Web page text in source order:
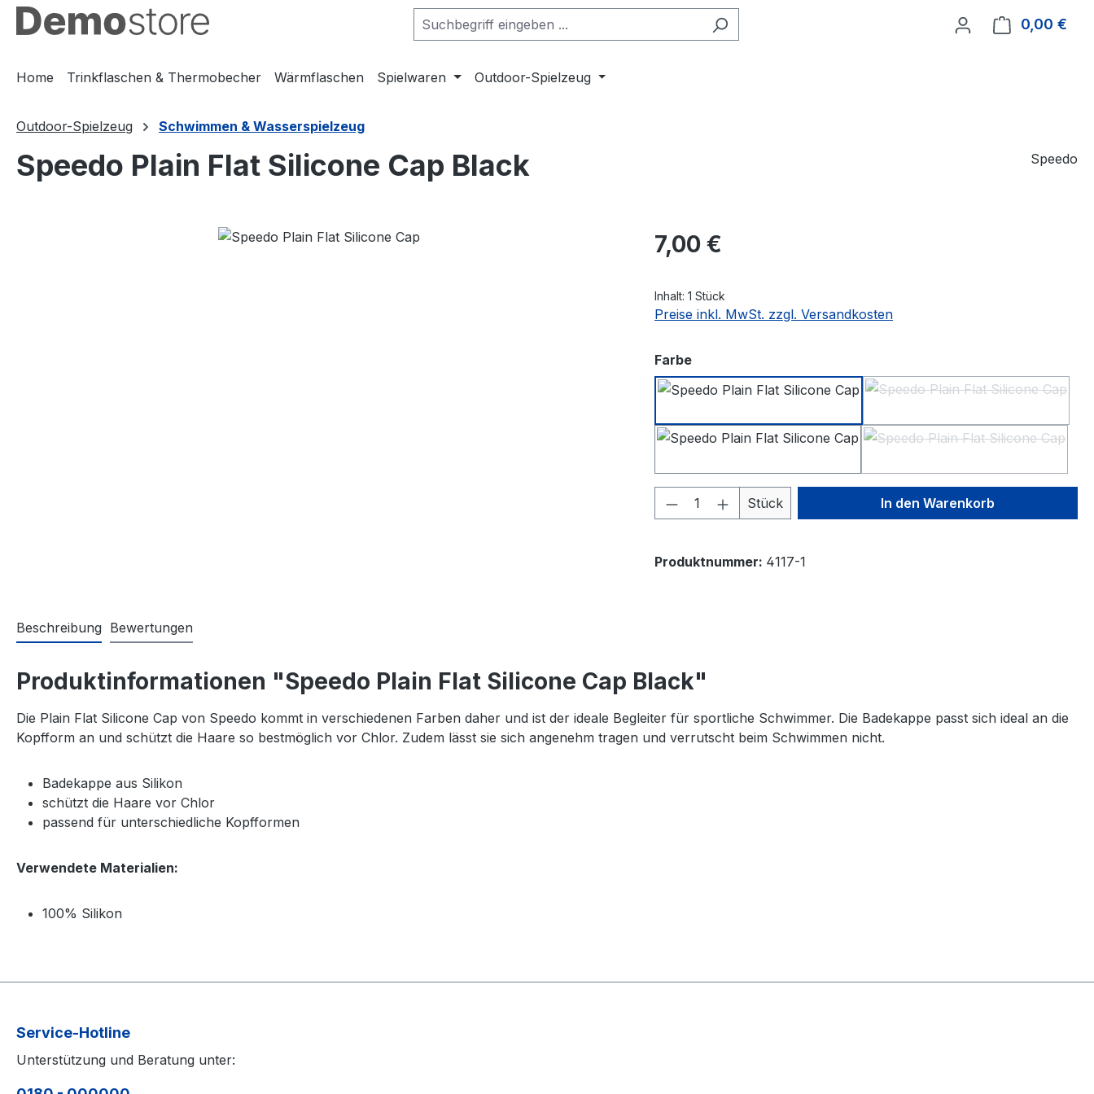
Hauptinhalt springen
Zur Suche springen
Zur Hauptnavigation springen 0,00 €
Home Trinkflaschen & Thermobecher Wärmflaschen Spielwaren Outdoor-Spielzeug
Outdoor-Spielzeug Schwimmen & Wasserspielzeug
Speedo Plain Flat Silicone Cap Black Speedo
Regulärer Preis:
7,00 €
Inhalt: 1 Stück
Preise inkl. MwSt. zzgl. Versandkosten
Farbeauswählen
Produkt Anzahl: Gib den gewünschten Wert
Stück In den Warenkorb
Produktnummer: 4117-1
Beschreibung Bewertungen
Produktinformationen "Speedo Plain Flat Silicone Cap Black"
Die Plain Flat Silicone Cap von Speedo kommt in verschiedenen Farben daher und ist der ideale Begleiter für sportliche Schwimmer. Die Badekappe passt sich ideal an die
Kopfform an und schützt die Haare so bestmöglich vor Chlor. Zudem lässt sie sich angenehm tragen und verrutscht beim Schwimmen nicht.
Badekappe aus Silikon
schützt die Haare vor Chlor
passend für unterschiedliche Kopfformen
Verwendete Materialien:
100% Silikon
Service-Hotline
Unterstützung und Beratung unter: